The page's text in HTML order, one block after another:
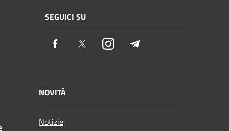
SEGUICI SU
Facebook TwitterInstagram
NOVITÀ
Notizie